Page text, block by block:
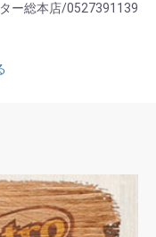
ー総本店/0527391139